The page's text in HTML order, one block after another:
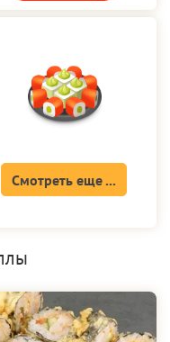
Смотреть еще ...